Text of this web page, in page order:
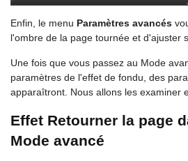
Enfin, le menu Paramètres avancés
l'ombre de la page tournée et d'ajuster
Une fois que vous passez au Mode
paramètres de l'effet de fondu, des
apparaîtront. Nous allons les examiner
Effet Retourner la page
Mode avancé